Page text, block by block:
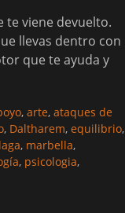
te viene devuelto.
llevas dentro con
que te ayuda y
, arte, ataques de
, Daltharem, equilibrio,
, marbella,
, psicologia,